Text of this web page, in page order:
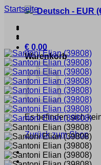
Deutsch - EUR
€ 0,00
Warenkorb
Es befinden sich
Zurück zum Shop
Startseite